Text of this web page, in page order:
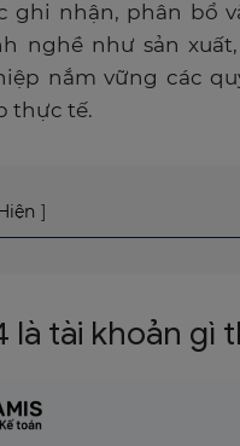
ghi nhận, phân bổ
nghề như sản
nắm vững các
thực tế.
Hiện
là tài khoản gì